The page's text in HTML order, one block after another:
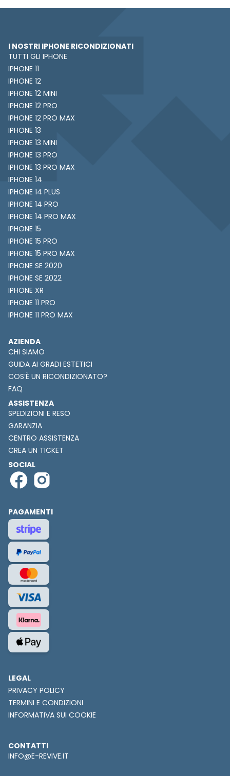
I NOSTRI IPHONE RICONDIZIONATI
TUTTI GLI IPHONE
IPHONE 11
IPHONE 12
IPHONE 12 MINI
IPHONE 12 PRO
IPHONE 12 PRO MAX
IPHONE 13
IPHONE 13 MINI
IPHONE 13 PRO
IPHONE 13 PRO MAX
IPHONE 14
IPHONE 14 PLUS
IPHONE 14 PRO
IPHONE 14 PRO MAX
IPHONE 15
IPHONE 15 PRO
IPHONE 15 PRO MAX
IPHONE SE 2020
IPHONE SE 2022
IPHONE XR
IPHONE 11 PRO
IPHONE 11 PRO MAX
AZIENDA
CHI SIAMO
GUIDA AI GRADI ESTETICI
COS’È UN RICONDIZIONATO?
FAQ
ASSISTENZA
SPEDIZIONI E RESO
GARANZIA
CENTRO ASSISTENZA
CREA UN TICKET
SOCIAL
PAGAMENTI
LEGAL
PRIVACY POLICY
TERMINI E CONDIZIONI
INFORMATIVA SUI COOKIE
CONTATTI
INFO@E-REVIVE.IT